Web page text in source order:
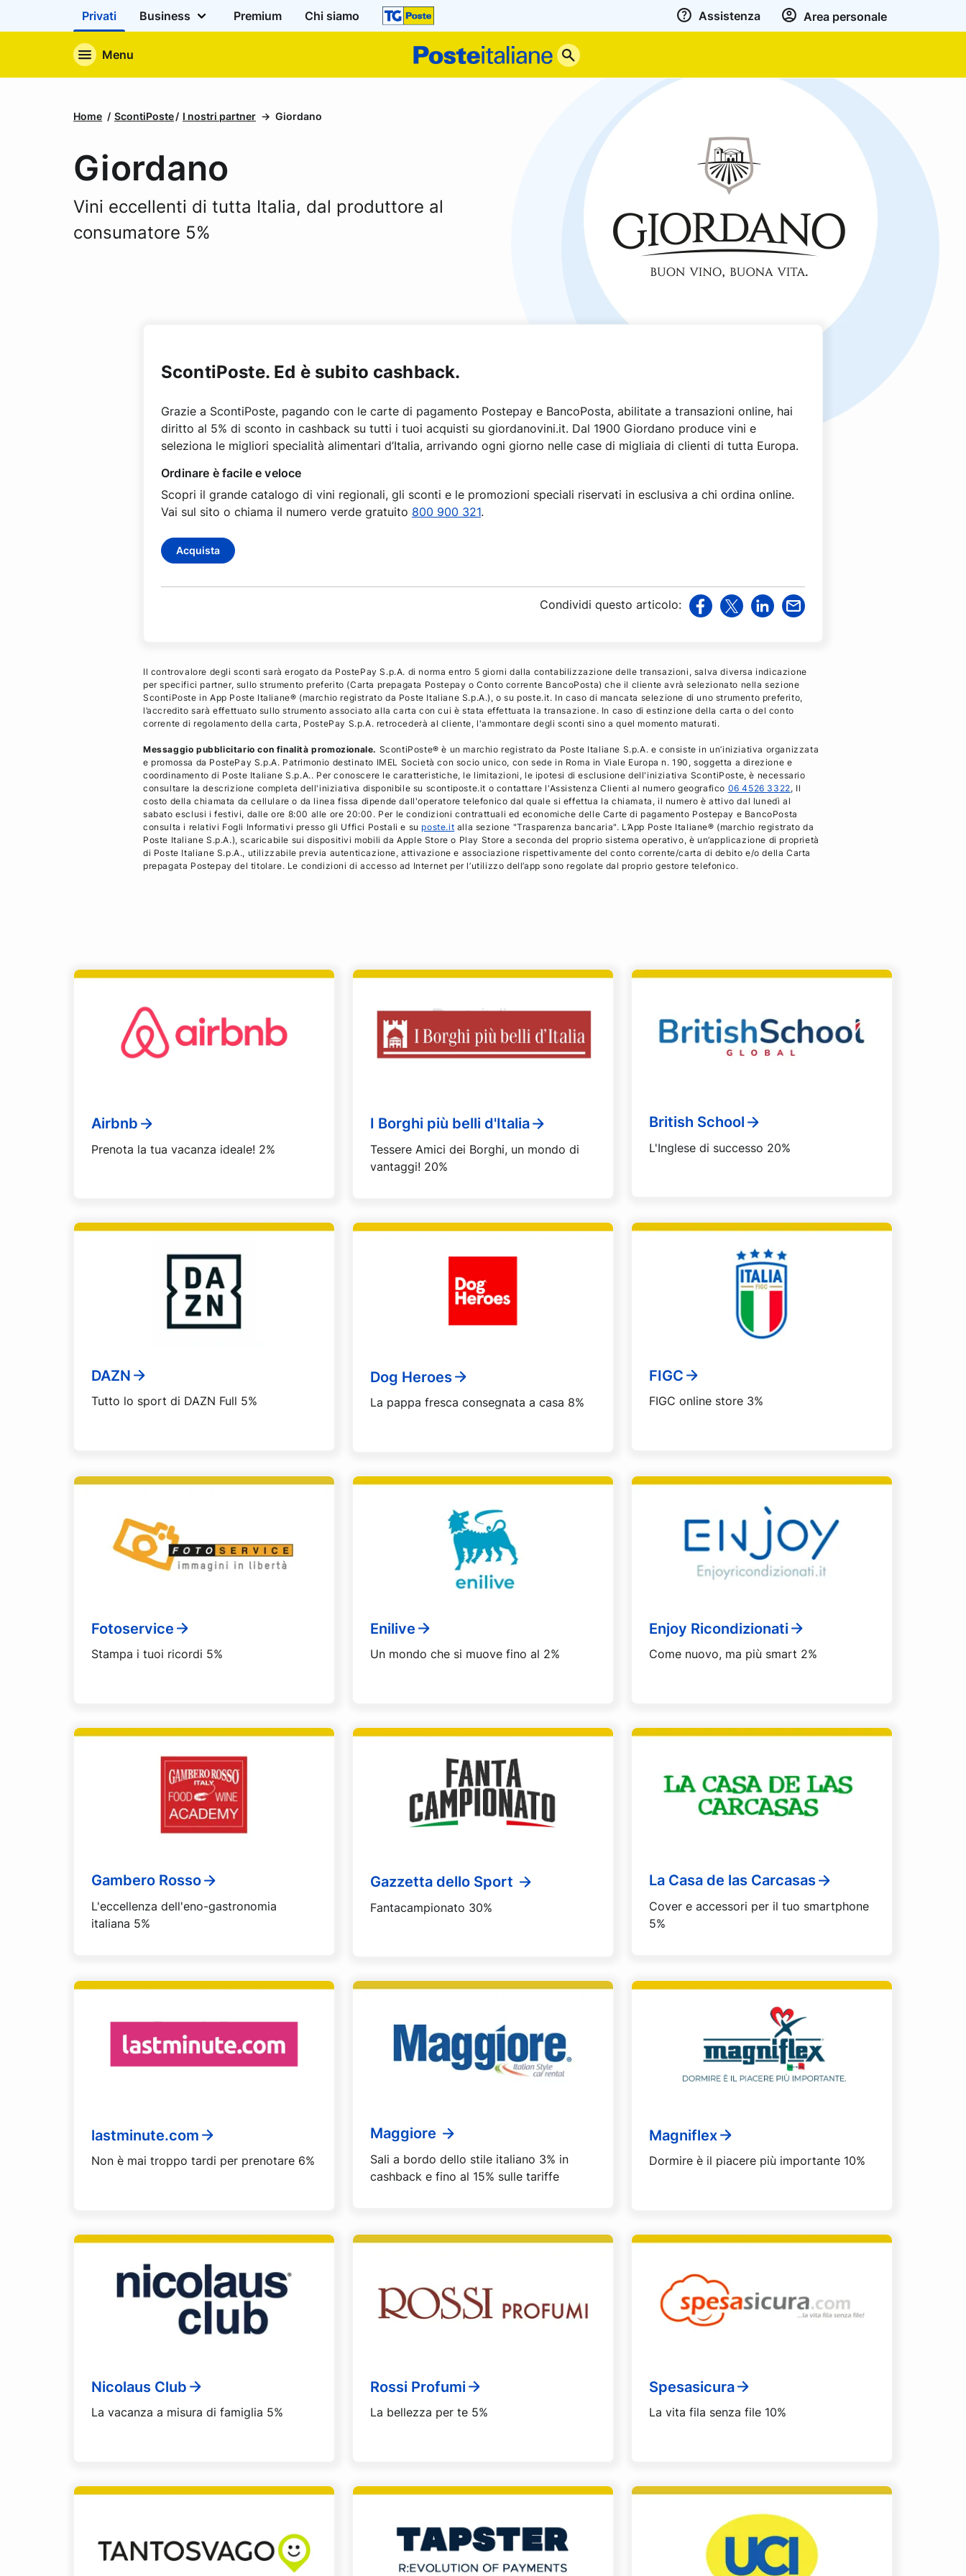
Privati Business Premium Chi siamo Assistenza Area personale
Menu
Poste
Italiane
Home ScontiPoste I nostri partner Giordano
Giordano
Vini eccellenti di tutta Italia, dal produttore al
consumatore 5%
ScontiPoste. Ed è subito cashback.
Grazie a ScontiPoste, pagando con le carte di pagamento Postepay e BancoPosta, abilitate a transazioni online, hai
diritto al 5% di sconto in cashback su tutti i tuoi acquisti su giordanovini.it. Dal 1900 Giordano produce vini e
seleziona le migliori specialità alimentari d’Italia, arrivando ogni giorno nelle case di migliaia di clienti di tutta Europa.
Ordinare è facile e veloce
Scopri il grande catalogo di vini regionali, gli sconti e le promozioni speciali riservati in esclusiva a chi ordina online.
Vai sul sito o chiama il numero verde gratuito 800 900 321.
Acquista
Condividi questo articolo:
v
a
c
e
o
o
k
v
w
i
t
e
r
v
i
n
k
d
i
n
Il controvalore degli sconti sarà erogato da PostePay S.p.A. di norma entro 5 giorni dalla contabilizzazione delle transazioni, salva diversa indicazione
per specifici partner, sullo strumento preferito (Carta prepagata Postepay o Conto corrente BancoPosta) che il cliente avrà selezionato nella sezione
ScontiPoste in App Poste Italiane® (marchio registrato da Poste Italiane S.p.A.), o su poste.it. In caso di mancata selezione di uno strumento preferito,
l’accredito sarà effettuato sullo strumento associato alla carta con cui è stata effettuata la transazione. In caso di estinzione della carta o del conto
corrente di regolamento della carta, PostePay S.p.A. retrocederà al cliente, l'ammontare degli sconti sino a quel momento maturati.
Messaggio pubblicitario con finalità promozionale. ScontiPoste® è un marchio registrato da Poste Italiane S.p.A. e consiste in un’iniziativa organizzata
e promossa da PostePay S.p.A. Patrimonio destinato IMEL Società con socio unico, con sede in Roma in Viale Europa n. 190, soggetta a direzione e
coordinamento di Poste Italiane S.p.A.. Per conoscere le caratteristiche, le limitazioni, le ipotesi di esclusione dell'iniziativa ScontiPoste, è necessario
consultare la descrizione completa dell'iniziativa disponibile su scontiposte.it o contattare l'Assistenza Clienti al numero geografico 06 4526 3322, Il
costo della chiamata da cellulare o da linea fissa dipende dall'operatore telefonico dal quale si effettua la chiamata, il numero è attivo dal lunedì al
sabato esclusi i festivi, dalle ore 8:00 alle ore 20:00. Per le condizioni contrattuali ed economiche delle Carte di pagamento Postepay e BancoPosta
consulta i relativi Fogli Informativi presso gli Uffici Postali e su poste.it alla sezione "Trasparenza bancaria". L’App Poste Italiane® (marchio registrato da
Poste Italiane S.p.A.), scaricabile sui dispositivi mobili da Apple Store o Play Store a seconda del proprio sistema operativo, è un’applicazione di proprietà
di Poste Italiane S.p.A., utilizzabile previa autenticazione, attivazione e associazione rispettivamente del conto corrente/carta di debito e/o della Carta
prepagata Postepay del titolare. Le condizioni di accesso ad Internet per l’utilizzo dell’app sono regolate dal proprio gestore telefonico.
Airbnb
Prenota la tua vacanza ideale! 2%
I Borghi più belli d'Italia
Tessere Amici dei Borghi, un mondo di
vantaggi! 20%
British School
L'Inglese di successo 20%
DAZN
Tutto lo sport di DAZN Full 5%
Dog Heroes
La pappa fresca consegnata a casa 8%
FIGC
FIGC online store 3%
Fotoservice
Stampa i tuoi ricordi 5%
Enilive
Un mondo che si muove fino al 2%
Enjoy Ricondizionati
Come nuovo, ma più smart 2%
Gambero Rosso
L'eccellenza dell'eno-gastronomia
italiana 5%
Gazzetta dello Sport
Fantacampionato 30%
La Casa de las Carcasas
Cover e accessori per il tuo smartphone
5%
lastminute.com
Non è mai troppo tardi per prenotare 6%
Maggiore
Sali a bordo dello stile italiano 3% in
cashback e fino al 15% sulle tariffe
Magniflex
Dormire è il piacere più importante 10%
Nicolaus Club
La vacanza a misura di famiglia 5%
Rossi Profumi
La bellezza per te 5%
Spesasicura
La vita fila senza file 10%